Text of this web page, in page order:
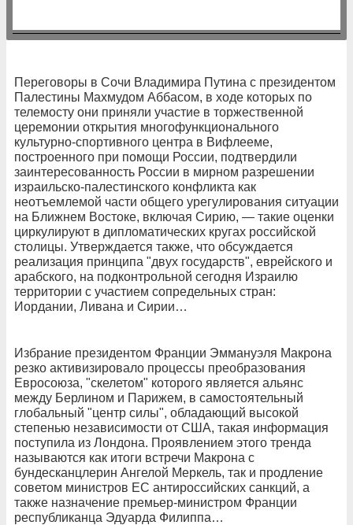
Переговоры в Сочи Владимира Путина с президентом
Палестины Махмудом Аббасом, в ходе которых по
телемосту они приняли участие в торжественной
церемонии открытия многофункционального
культурно-спортивного центра в Вифлееме,
построенного при помощи России, подтвердили
заинтересованность России в мирном разрешении
израильско-палестинского конфликта как
неотъемлемой части общего урегулирования ситуации
на Ближнем Востоке, включая Сирию, — такие оценки
циркулируют в дипломатических кругах российской
столицы. Утверждается также, что обсуждается
реализация принципа "двух государств", еврейского и
арабского, на подконтрольной сегодня Израилю
территории с участием сопредельных стран:
Иордании, Ливана и Сирии…
Избрание президентом Франции Эммануэля Макрона
резко активизировало процессы преобразования
Евросоюза, "скелетом" которого является альянс
между Берлином и Парижем, в самостоятельный
глобальный "центр силы", обладающий высокой
степенью независимости от США, такая информация
поступила из Лондона. Проявлением этого тренда
называются как итоги встречи Макрона с
бундесканцлерин Ангелой Меркель, так и продление
советом министров ЕС антироссийских санкций, а
также назначение премьер-министром Франции
республиканца Эдуарда Филиппа…